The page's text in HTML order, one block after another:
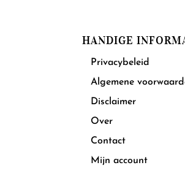
HANDIGE
Privacybeleid
Algemene
Disclaimer
Over
Contact
Mijn account